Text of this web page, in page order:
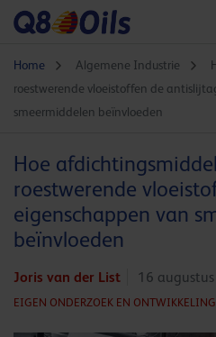
Home Algemene Industrie
roestwerende vloeistoffen de
smeermiddelen beïnvloeden
Hoe
roestwerende
eigenschappen van
beïnvloeden
Joris van der List 16
EIGEN ONDERZOEK EN ONTWIKKELING,